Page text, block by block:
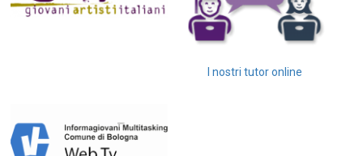
I nostri tutor online